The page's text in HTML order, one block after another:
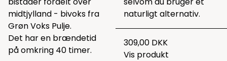
midtjylland - bivoks fra
Grøn Voks Pulje.
Det har en brændetid
på omkring 40 timer.
naturligt alternativ.
309,00 DKK
Vis produkt